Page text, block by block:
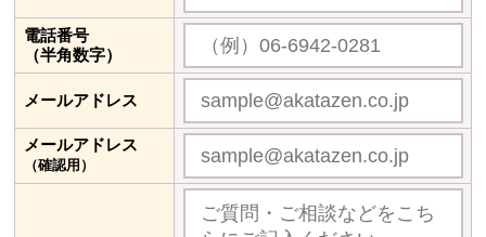
電話番号
（半角数字）
メールアドレス
メールアドレス
（確認用）